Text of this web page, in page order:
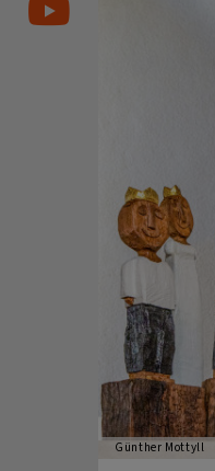
Günther Mottyll